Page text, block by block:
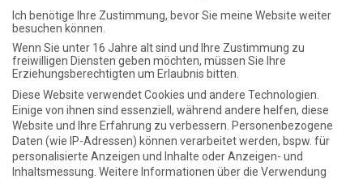
Kurze Prozesse
Ich benötige Ihre Zustimmung, bevor Sie meine Website weiter
besuchen können.
Wenn Sie unter 16 Jahre alt sind und Ihre Zustimmung zu
freiwilligen Diensten geben möchten, müssen Sie Ihre
Erziehungsberechtigten um Erlaubnis bitten.
Diese Website verwendet Cookies und andere Technologien.
Einige von ihnen sind essenziell, während andere helfen, diese
Website und Ihre Erfahrung zu verbessern. Personenbezogene
Daten (wie IP-Adressen) können verarbeitet werden, bspw. für
personalisierte Anzeigen und Inhalte oder Anzeigen- und
Inhaltsmessung. Weitere Informationen über die Verwendung